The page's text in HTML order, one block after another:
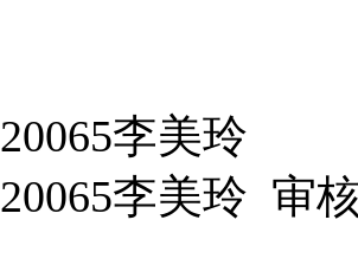
20065李美玲
20065李美玲 审